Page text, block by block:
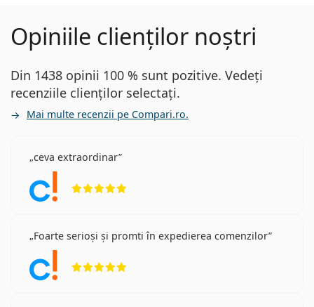
Opiniile clienților noștri
Din 1438 opinii 100 % sunt pozitive. Vedeți
recenziile clienților selectați.
Mai multe recenzii pe Compari.ro.
ceva extraordinar
Foarte serioși și promti în expedierea comenzilor